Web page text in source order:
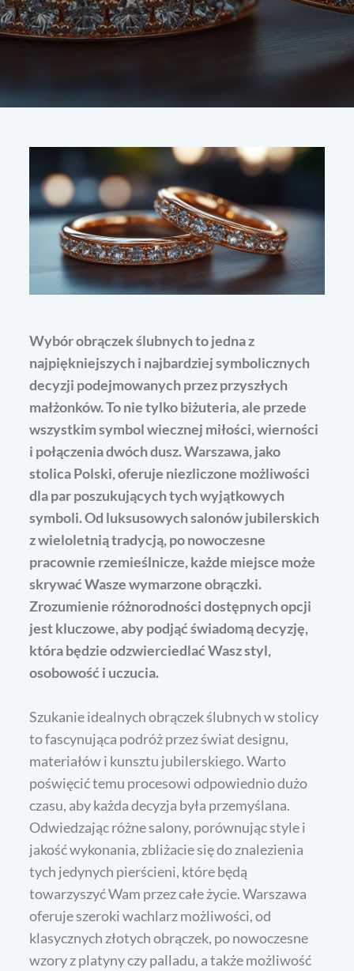
Wybór obrączek ślubnych to jedna z
najpiękniejszych i najbardziej symbolicznych
decyzji podejmowanych przez przyszłych
małżonków. To nie tylko biżuteria, ale przede
wszystkim symbol wiecznej miłości, wierności
i połączenia dwóch dusz. Warszawa, jako
stolica Polski, oferuje niezliczone możliwości
dla par poszukujących tych wyjątkowych
symboli. Od luksusowych salonów jubilerskich
z wieloletnią tradycją, po nowoczesne
pracownie rzemieślnicze, każde miejsce może
skrywać Wasze wymarzone obrączki.
Zrozumienie różnorodności dostępnych opcji
jest kluczowe, aby podjąć świadomą decyzję,
która będzie odzwierciedlać Wasz styl,
osobowość i uczucia.
Szukanie idealnych obrączek ślubnych w stolicy
to fascynująca podróż przez świat designu,
materiałów i kunsztu jubilerskiego. Warto
poświęcić temu procesowi odpowiednio dużo
czasu, aby każda decyzja była przemyślana.
Odwiedzając różne salony, porównując style i
jakość wykonania, zbliżacie się do znalezienia
tych jedynych pierścieni, które będą
towarzyszyć Wam przez całe życie. Warszawa
oferuje szeroki wachlarz możliwości, od
klasycznych złotych obrączek, po nowoczesne
wzory z platyny czy palladu, a także możliwość